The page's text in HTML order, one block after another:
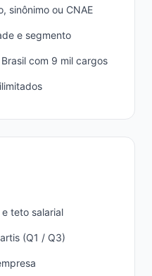
sinônimo ou CNAE
e segmento
com 9 mil cargos
teto salarial
(Q1 / Q3)